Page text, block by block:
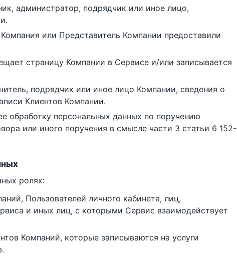
администратор, подрядчик или иное лицо,
или Представитель Компании предоставили
страницу Компании в Сервисе и/или записывается
подрядчик или иное лицо Компании, сведения о
Клиентов Компании.
обработку персональных данных по поручению
или иного поручения в смысле части 3 статьи 6 152-
ролях:
Пользователей личного кабинета, лиц,
и иных лиц, с которыми Сервис взаимодействует
Компаний, которые записываются на услуги